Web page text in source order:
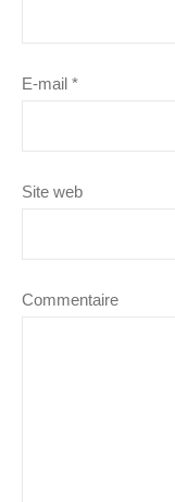
E-mail *
Site web
Commentaire